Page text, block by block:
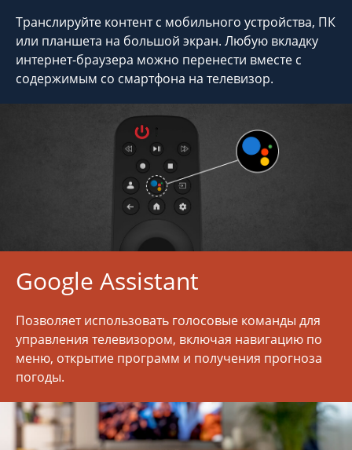
Транслируйте контент с мобильного устройства, ПК
или планшета на большой экран. Любую вкладку
интернет-браузера можно перенести вместе с
содержимым со смартфона на телевизор.
Google Assistant
Позволяет использовать голосовые команды для
управления телевизором, включая навигацию по
меню, открытие программ и получения прогноза
погоды.